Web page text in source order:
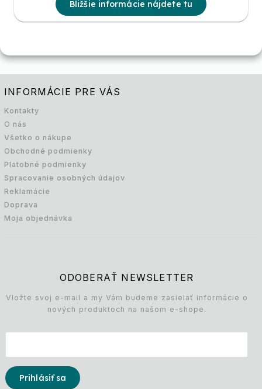
Bližšie informácie nájdete tu
INFORMÁCIE PRE VÁS
Kontakty
O nás
Všetko o nákupe
Obchodné podmienky
Platobné podmienky
Spracovanie osobných údajov
Reklamácie
Doprava
Moja objednávka
ODOBERAŤ NEWSLETTER
Vložte svoj e-mail a my Vám budeme zasielať informácie o
nových produktoch na našom e-shope.
Prihlásiť sa